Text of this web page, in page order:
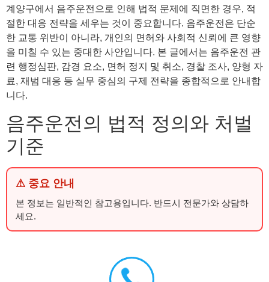
계양구에서 음주운전으로 인해 법적 문제에 직면한 경우, 적
절한 대응 전략을 세우는 것이 중요합니다. 음주운전은 단순
한 교통 위반이 아니라, 개인의 면허와 사회적 신뢰에 큰 영향
을 미칠 수 있는 중대한 사안입니다. 본 글에서는 음주운전 관
련 행정심판, 감경 요소, 면허 정지 및 취소, 경찰 조사, 양형 자
료, 재범 대응 등 실무 중심의 구제 전략을 종합적으로 안내합
니다.
음주운전의 법적 정의와 처벌
기준
⚠ 중요 안내
본 정보는 일반적인 참고용입니다. 반드시 전문가와 상담하
세요.